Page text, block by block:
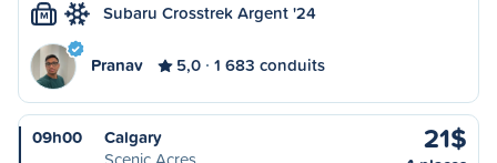
M Subaru Crosstrek Argent '24
Pranav 5,0 1 683 conduits
09h00
Calgary
21$